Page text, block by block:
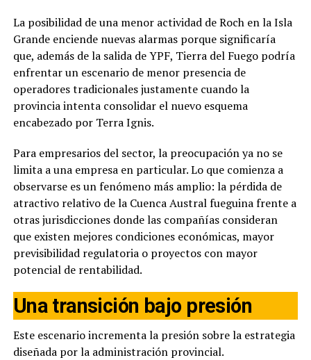
La posibilidad de una menor actividad de Roch en la Isla
Grande enciende nuevas alarmas porque significaría
que, además de la salida de YPF, Tierra del Fuego podría
enfrentar un escenario de menor presencia de
operadores tradicionales justamente cuando la
provincia intenta consolidar el nuevo esquema
encabezado por Terra Ignis.
Para empresarios del sector, la preocupación ya no se
limita a una empresa en particular. Lo que comienza a
observarse es un fenómeno más amplio: la pérdida de
atractivo relativo de la Cuenca Austral fueguina frente a
otras jurisdicciones donde las compañías consideran
que existen mejores condiciones económicas, mayor
previsibilidad regulatoria o proyectos con mayor
potencial de rentabilidad.
Una transición bajo presión
Este escenario incrementa la presión sobre la estrategia
diseñada por la administración provincial.